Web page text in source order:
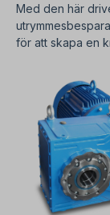
Med den här
för att skapa en